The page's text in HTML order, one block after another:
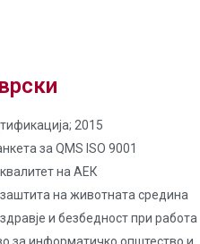
2015
за QMS ISO 9001
на AЕК
на животната средина
и безбедност при работа